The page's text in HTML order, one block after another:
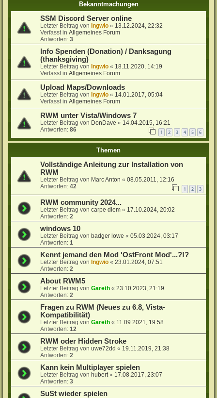
Bekanntmachungen
SSM Discord Server online
Letzter Beitrag von Ingwio « 13.12.2024, 22:32
Verfasst inAllgemeines Forum
Antworten:3
Info Spenden (Donation) / Danksagung
(thanksgiving)
Letzter Beitrag von Ingwio « 18.11.2020, 14:19
Verfasst inAllgemeines Forum
Upload Maps/Downloads
Letzter Beitrag von Ingwio « 14.01.2017, 05:04
Verfasst inAllgemeines Forum
RWM unter Vista/Windows 7
Letzter Beitrag von DonDave « 14.04.2015, 16:21
Antworten:86 1 2 3 4 5 6
Themen
Vollständige Anleitung zur Installation von
RWM
Letzter Beitrag von Marc Anton «08.05.2011, 12:16
Antworten:42 1 2 3
RWM community 2024...
Letzter Beitrag voncarpe diem « 17.10.2024, 20:02
Antworten:2
windows 10
Letzter Beitrag vonbadger lowe «05.03.2024, 03:17
Antworten:1
Kennt jemand den Mod 'OstFront Mod'...?!?
Letzter Beitrag vonIngwio «23.01.2024, 07:51
Antworten:2
About RWM5
Letzter Beitrag vonGareth «23.10.2023, 21:19
Antworten:2
Fragen zu RWM (Neues zu 6.8, Vista-
Kompatibilität)
Letzter Beitrag vonGareth « 11.09.2021, 19:58
Antworten:12
RWM oder Hidden Stroke
Letzter Beitrag vonuwe72dd « 19.11.2019, 21:38
Antworten:2
Kann kein Multiplayer spielen
Letzter Beitrag vonhubert « 17.08.2017, 23:07
Antworten:3
SuSt wieder spielen